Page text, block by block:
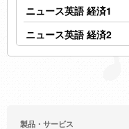
ニュース英語 経済1
ニュース英語 経済2
製品・サービス